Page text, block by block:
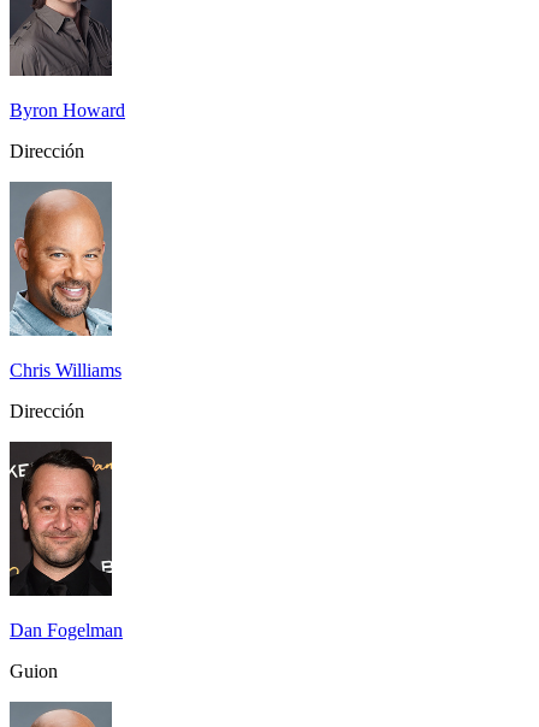
Byron Howard
Dirección
Chris Williams
Dirección
Dan Fogelman
Guion